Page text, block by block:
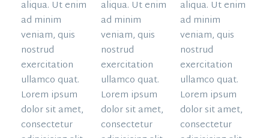
aliqua. Ut enim
ad minim
veniam, quis
nostrud
exercitation
ullamco quat.
Lorem ipsum
dolor sit amet,
consectetur
aliqua. Ut enim
ad minim
veniam, quis
nostrud
exercitation
ullamco quat.
Lorem ipsum
dolor sit amet,
consectetur
aliqua. Ut enim
ad minim
veniam, quis
nostrud
exercitation
ullamco quat.
Lorem ipsum
dolor sit amet,
consectetur